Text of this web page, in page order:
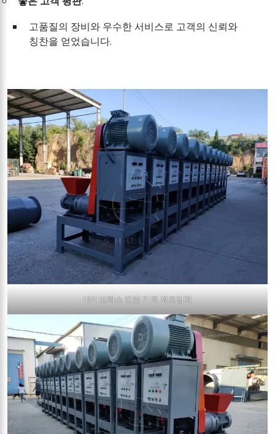
고품질의 장비와 우수한 서비스로 고객의 신뢰와
칭찬을 얻었습니다.
바이오매스 연탄 기계 제조업체